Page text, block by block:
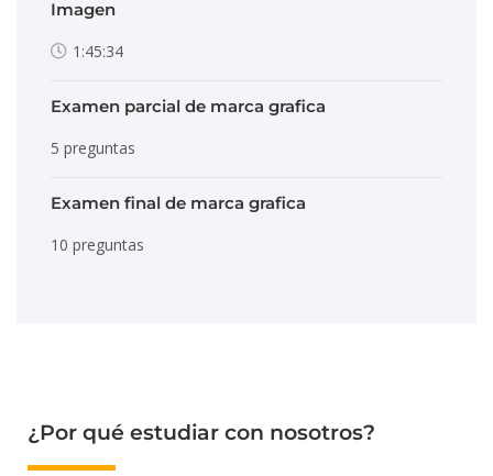
Imagen
1:45:34
Examen parcial de marca grafica
5 preguntas
Examen final de marca grafica
10 preguntas
¿Por qué estudiar con nosotros?